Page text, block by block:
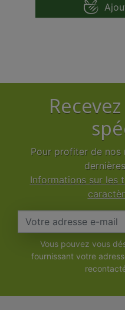
Pour profiter de nos
Informations sur les
Vous pouvez vous
fournissant votre